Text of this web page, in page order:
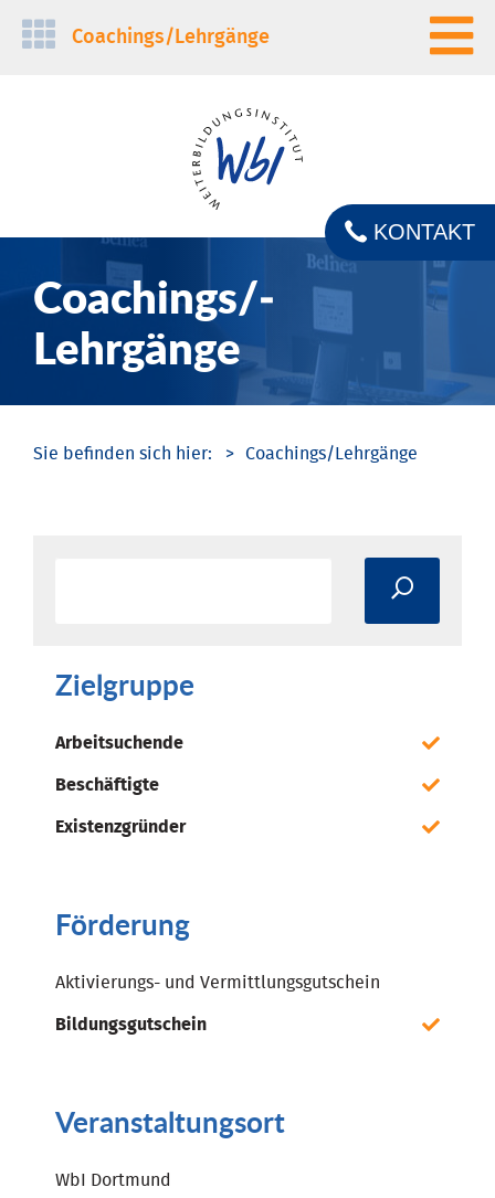
Navigation
Coachings/­Lehrgänge
Coachings/­
Lehrgänge
KONTAKT
Coachings/­Lehrgänge
Zielgruppe
Arbeitsuchende
Beschäftigte
Existenzgründer
Förderung
Aktivierungs- und Vermittlungsgutschein
Bildungsgutschein
Veranstaltungsort
WbI Dortmund